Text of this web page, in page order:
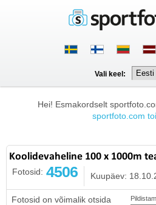
Vali keel:
Hei! Esmakordselt
sportfoto.com
Koolidevaheline 100 x 1000m
Fotosid: 4506 Kuupäev:
Fotosid on võimalik otsida